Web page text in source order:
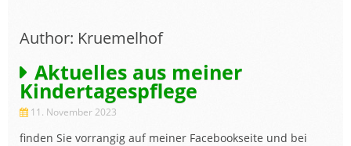
Author: Kruemelhof
Aktuelles aus meiner
Kindertagespflege
11. November 2023
finden Sie vorrangig auf meiner Facebookseite und bei